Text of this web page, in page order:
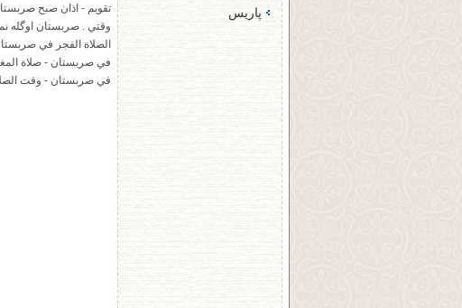
پاریس
تقویم - اذان صبح
وقتي . صربستان اوگله
الصلاة الفجر في
في صربستان - صلاة
في صربستان - وقت